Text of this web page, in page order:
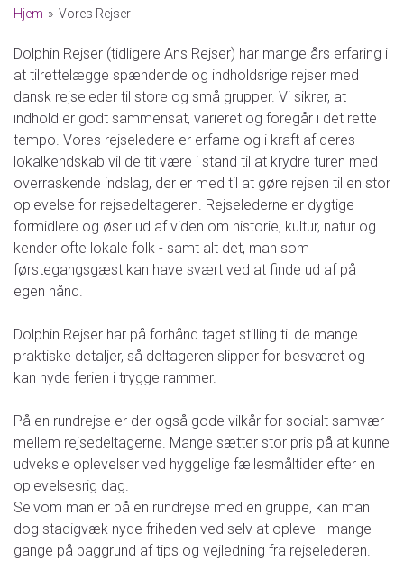
Hjem » Vores Rejser
Dolphin Rejser (tidligere Ans Rejser) har mange års erfaring i
at tilrettelægge spændende og indholdsrige rejser med
dansk rejseleder til store og små grupper. Vi sikrer, at
indhold er godt sammensat, varieret og foregår i det rette
tempo. Vores rejseledere er erfarne og i kraft af deres
lokalkendskab vil de tit være i stand til at krydre turen med
overraskende indslag, der er med til at gøre rejsen til en stor
oplevelse for rejsedeltageren. Rejselederne er dygtige
formidlere og øser ud af viden om historie, kultur, natur og
kender ofte lokale folk - samt alt det, man som
førstegangsgæst kan have svært ved at finde ud af på
egen hånd.
Dolphin Rejser har på forhånd taget stilling til de mange
praktiske detaljer, så deltageren slipper for besværet og
kan nyde ferien i trygge rammer.
På en rundrejse er der også gode vilkår for socialt samvær
mellem rejsedeltagerne. Mange sætter stor pris på at kunne
udveksle oplevelser ved hyggelige fællesmåltider efter en
oplevelsesrig dag.
Selvom man er på en rundrejse med en gruppe, kan man
dog stadigvæk nyde friheden ved selv at opleve - mange
gange på baggrund af tips og vejledning fra rejselederen.